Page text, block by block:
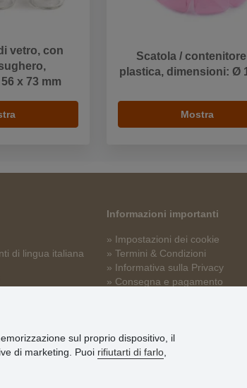
vetro, con
x 73 mm
Scatola /
plastica, dimensioni: Ø
Mostra
di lingua italiana
Informazioni importanti
» Impostazioni dei cookie
» Termini & Condizioni
» Informativa sulla Privacy
» Consegna e pagamento
sul proprio dispositivo, il
di marketing. Puoi rifiutarti di farlo